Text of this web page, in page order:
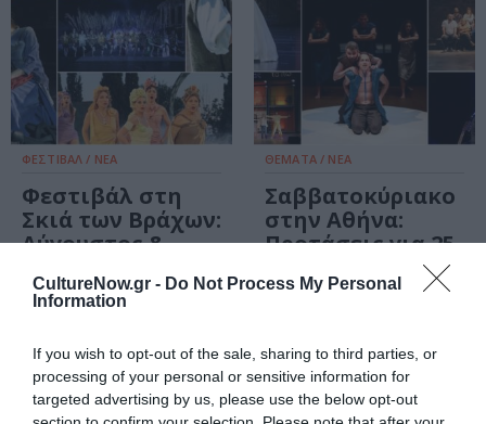
CultureNow.gr - Do Not Process My Personal
Information
If you wish to opt-out of the sale, sharing to third parties, or
processing of your personal or sensitive information for
targeted advertising by us, please use the below opt-out
ΦΕΣΤΙΒΑΛ / ΝΕΑ
Φεστιβάλ στη
Σκιά των Βράχων:
Αύγουστος &
– Το πρόγραμμα
ΘΕΜΑΤΑ / ΝΕΑ
Σαββατοκύριακο
στην Αθήνα:
Προτάσεις για 25-
Ο Τράβις Σκοτ
και ο Τζέιμς